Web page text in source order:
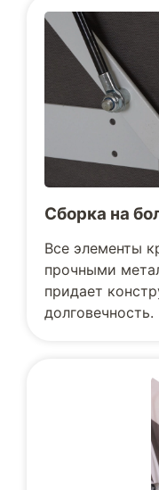
Сборка на
Все элементы
прочными
придает
долговечность.